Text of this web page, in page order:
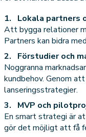
Lokala partners
Att bygga relationer
Partners kan bidra
Förstudier och
Noggranna
kundbehov. Genom
lanseringsstrategier.
MVP och
En smart strategi är
gör det möjligt att få